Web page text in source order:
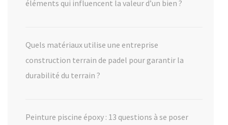
éléments qui influencent la valeur d’un bien ?
Quels matériaux utilise une entreprise
construction terrain de padel pour garantir la
durabilité du terrain ?
Peinture piscine époxy : 13 questions à se poser